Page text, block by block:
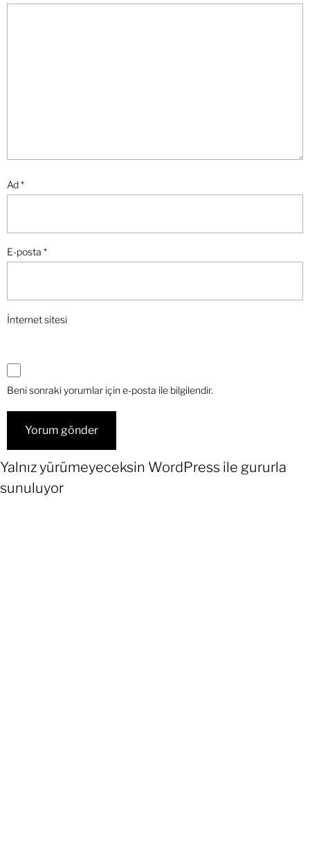
Ad*
E-posta *
İnternet sitesi
Beni sonraki yorumlar için e-posta ile bilgilendir.
Yalnız yürümeyeceksin WordPress ile gururla
sunuluyor